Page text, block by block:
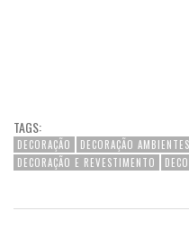
TAGS:
DECORAÇÃO DECORAÇÃO AMBIENTES
DECORAÇÃO E REVESTIMENTO